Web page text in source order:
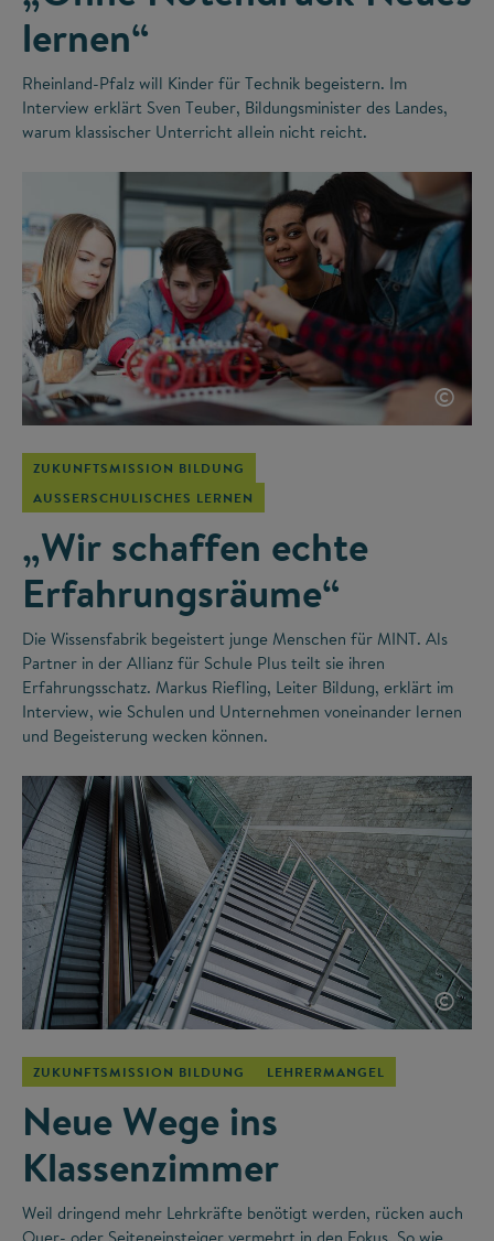
lernen“
Rheinland-Pfalz will Kinder für Technik begeistern. Im
Interview erklärt Sven Teuber, Bildungsminister des Landes,
warum klassischer Unterricht allein nicht reicht.
©
ZUKUNFTSMISSION BILDUNG
AUSSERSCHULISCHES LERNEN
„Wir schaffen echte
Erfahrungsräume“
Die Wissensfabrik begeistert junge Menschen für MINT. Als
Partner in der Allianz für Schule Plus teilt sie ihren
Erfahrungsschatz. Markus Riefling, Leiter Bildung, erklärt im
Interview, wie Schulen und Unternehmen voneinander lernen
und Begeisterung wecken können.
©
ZUKUNFTSMISSION BILDUNG LEHRERMANGEL
Neue Wege ins
Klassenzimmer
Weil dringend mehr Lehrkräfte benötigt werden, rücken auch